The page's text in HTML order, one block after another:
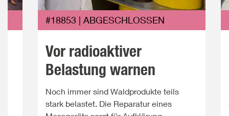
#18853 | ABGESCHLOSSEN
Vor radioaktiver
Belastung warnen
Noch immer sind Waldprodukte teils
stark belastet. Die Reparatur eines